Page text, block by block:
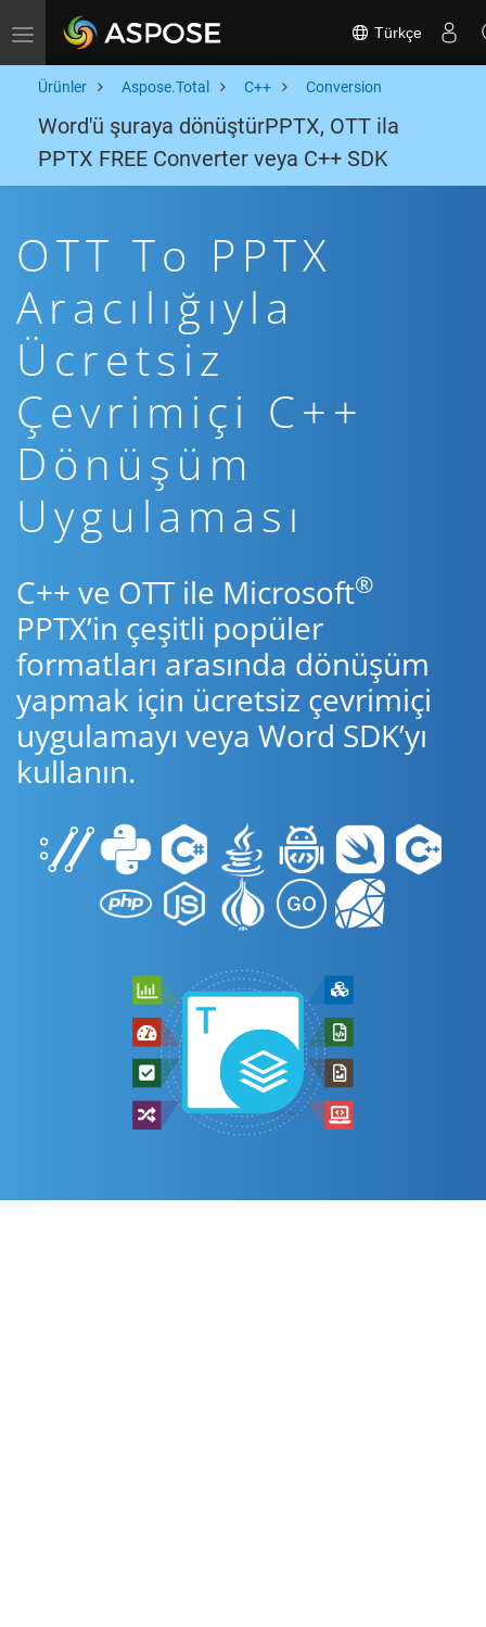
Toggle navigation Türkçe
Ürünler Aspose.Total C++ Conversion
Word'ü şuraya dönüştürPPTX, OTT ila
PPTX FREE Converter veya C++ SDK
OTT To PPTX
Aracılığıyla
Ücretsiz
Çevrimiçi C++
Dönüşüm
Uygulaması
C++ ve OTT ile Microsoft®
PPTX’in çeşitli popüler
formatları arasında dönüşüm
yapmak için ücretsiz çevrimiçi
uygulamayı veya Word SDK’yı
kullanın.